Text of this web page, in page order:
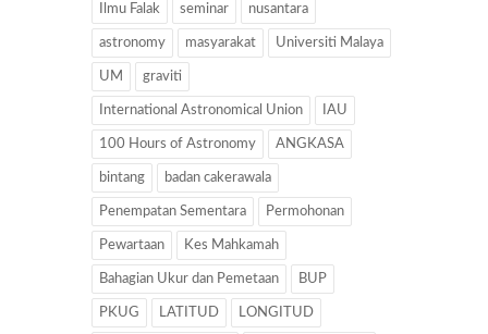
Ilmu Falak seminar nusantara
astronomy masyarakat Universiti Malaya
UM graviti
International Astronomical Union IAU
100 Hours of Astronomy ANGKASA
bintang badan cakerawala
Penempatan Sementara Permohonan
Pewartaan Kes Mahkamah
Bahagian Ukur dan Pemetaan BUP
PKUG LATITUD LONGITUD